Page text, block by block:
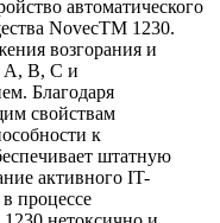
автоматического
NovecTM 1230.
возгорания и
А, В, С и
Благодаря
свойствам
к
штатную
активного IT-
процессе